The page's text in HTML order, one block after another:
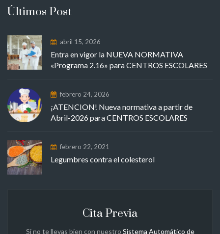
Últimos Post
abril 15, 2026
Entra en vigor la NUEVA NORMATIVA
«Programa 2.16» para CENTROS ESCOLARES
febrero 24, 2026
¡ATENCION! Nueva normativa a partir de
Abril-2026 para CENTROS ESCOLARES
febrero 22, 2021
Legumbres contra el colesterol
Cita Previa
Si no te llevas bien con nuestro Sistema Automático de